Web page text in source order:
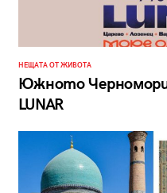
НЕЩАТА ОТ ЖИВОТА
Южното
LUNAR